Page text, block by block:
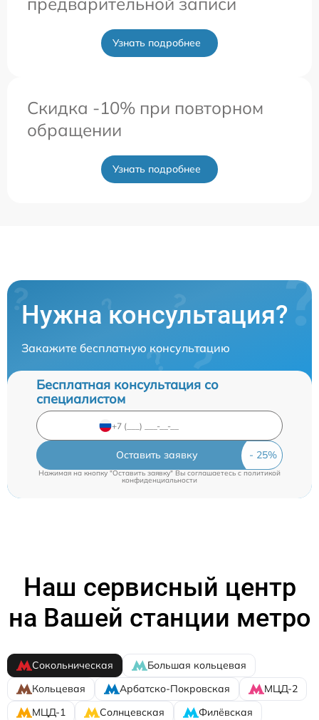
Узнать подробнее
Скидка -10% при повторном
обращении
Узнать подробнее
Нужна консультация?
Закажите бесплатную консультацию
Бесплатная консультация со
специалистом
Оставить заявку
Нажимая на кнопку "Оставить заявку" Вы соглашаетесь c политикой
конфиденциальности
Наш сервисный центр
на Вашей станции метро
Сокольническая
Большая кольцевая
Кольцевая
Арбатско-Покровская
МЦД-2
МЦД-1
Солнцевская
Филёвская